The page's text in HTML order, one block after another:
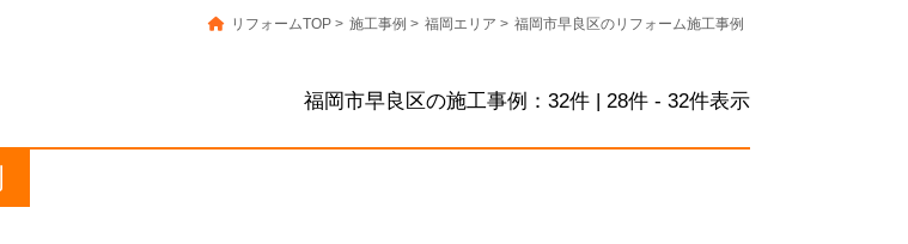
リフォームTOP > 施工事例 > 福岡エリア > 福岡市早良区のリフォーム施工事例
福岡市早良区の施工事例： 32件 | 28件 - 32件表示